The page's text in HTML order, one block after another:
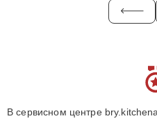
В сервисном центре